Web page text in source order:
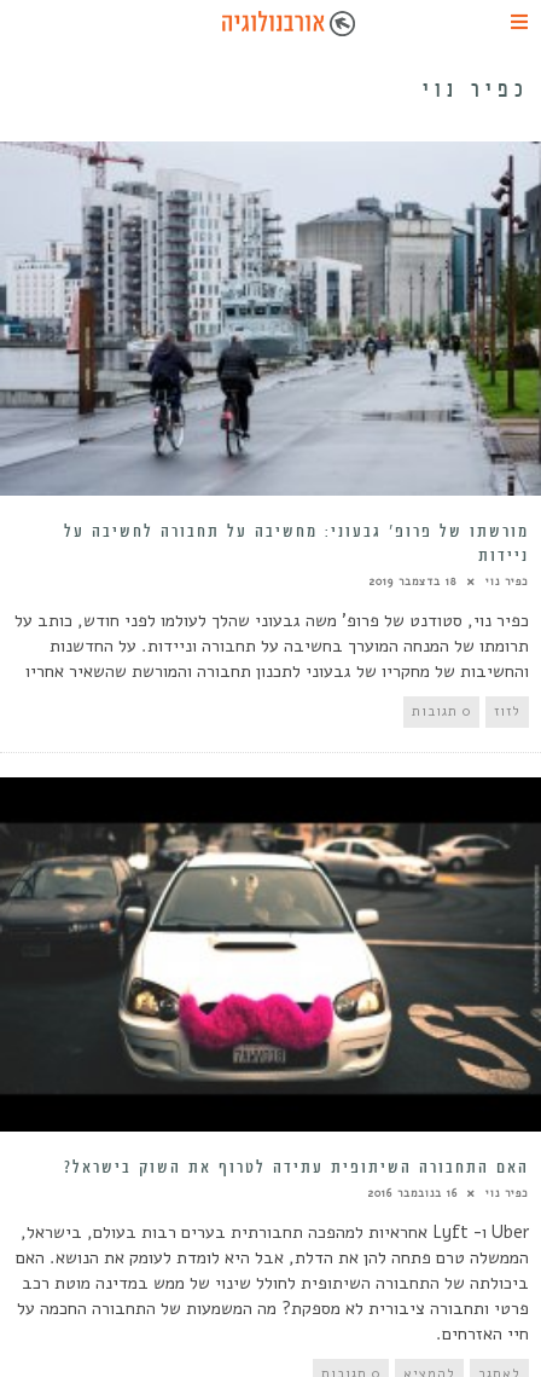
כפיר נוי
מורשתו של פרופ’ גבעוני: מחשיבה על תחבורה לחשיבה על
ניידות
כפיר נוי 18 בדצמבר 2019
כפיר נוי, סטודנט של פרופ' משה גבעוני שהלך לעולמו לפני חודש, כותב על
תרומתו של המנחה המוערך בחשיבה על תחבורה וניידות. על החדשנות
והחשיבות של מחקריו של גבעוני לתכנון תחבורה והמורשת שהשאיר אחריו
לזוז 0 תגובות
האם התחבורה השיתופית עתידה לטרוף את השוק בישראל?
כפיר נוי 16 בנובמבר 2016
Uber ו- Lyft אחראיות למהפכה תחבורתית בערים רבות בעולם, בישראל,
הממשלה טרם פתחה להן את הדלת, אבל היא לומדת לעומק את הנושא. האם
ביכולתה של התחבורה השיתופית לחולל שינוי של ממש במדינה מוטת רכב
פרטי ותחבורה ציבורית לא מספקת? מה המשמעות של התחבורה החכמה על
חיי האזרחים.